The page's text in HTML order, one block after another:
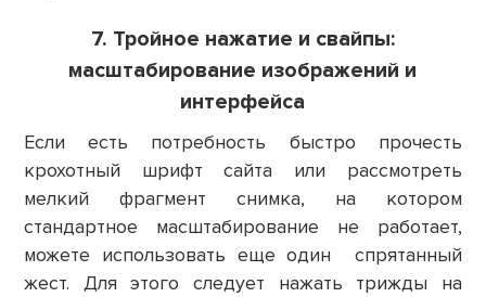
7. Тройное нажатие и свайпы:
масштабирование изображений и
интерфейса
Если есть потребность быстро прочесть
крохотный шрифт сайта или рассмотреть
мелкий фрагмент снимка, на котором
стандартное масштабирование не работает,
можете использовать еще один спрятанный
жест. Для этого следует нажать трижды на